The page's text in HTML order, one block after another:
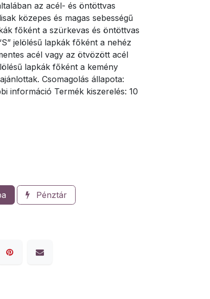
az acél- és öntöttvas
közepes és magas sebességű
főként a szürkevas és öntöttvas
jelölésű lapkák főként a nehéz
acél vagy az ötvözött acél
lapkák főként a kemény
Csomagolás állapota:
információ Termék kiszerelés: 10
Pénztár